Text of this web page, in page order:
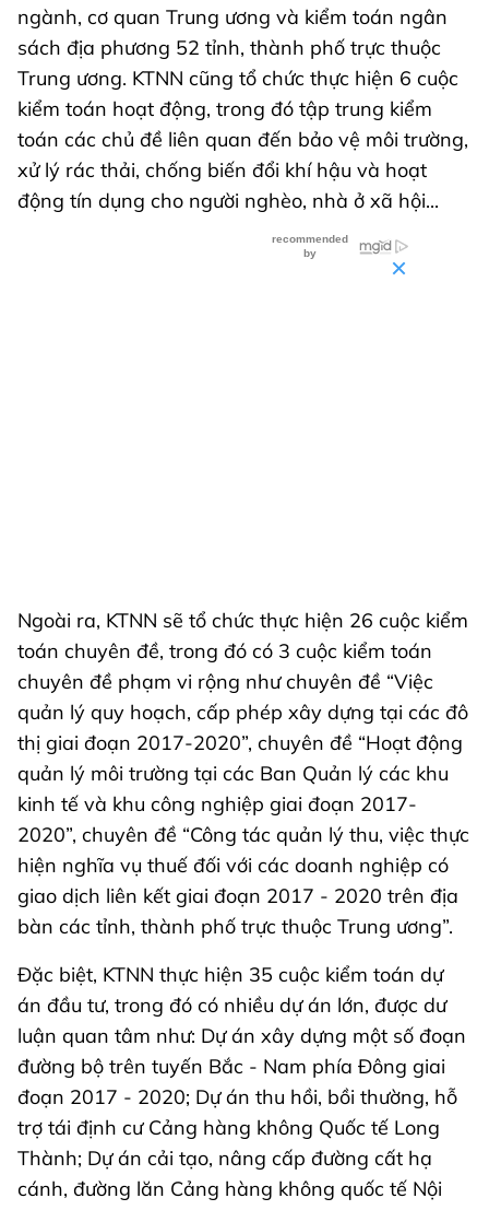
ngành, cơ quan Trung ương và kiểm toán ngân
sách địa phương 52 tỉnh, thành phố trực thuộc
Trung ương. KTNN cũng tổ chức thực hiện 6 cuộc
kiểm toán hoạt động, trong đó tập trung kiểm
toán các chủ đề liên quan đến bảo vệ môi trường,
xử lý rác thải, chống biến đổi khí hậu và hoạt
động tín dụng cho người nghèo, nhà ở xã hội...
Ngoài ra, KTNN sẽ tổ chức thực hiện 26 cuộc kiểm
toán chuyên đề, trong đó có 3 cuộc kiểm toán
chuyên đề phạm vi rộng như chuyên đề “Việc
quản lý quy hoạch, cấp phép xây dựng tại các đô
thị giai đoạn 2017-2020”, chuyên đề “Hoạt động
quản lý môi trường tại các Ban Quản lý các khu
kinh tế và khu công nghiệp giai đoạn 2017-
2020”, chuyên đề “Công tác quản lý thu, việc thực
hiện nghĩa vụ thuế đối với các doanh nghiệp có
giao dịch liên kết giai đoạn 2017 - 2020 trên địa
bàn các tỉnh, thành phố trực thuộc Trung ương”.
Đặc biệt, KTNN thực hiện 35 cuộc kiểm toán dự
án đầu tư, trong đó có nhiều dự án lớn, được dư
luận quan tâm như: Dự án xây dựng một số đoạn
đường bộ trên tuyến Bắc - Nam phía Đông giai
đoạn 2017 - 2020; Dự án thu hồi, bồi thường, hỗ
trợ tái định cư Cảng hàng không Quốc tế Long
Thành; Dự án cải tạo, nâng cấp đường cất hạ
cánh, đường lăn Cảng hàng không quốc tế Nội